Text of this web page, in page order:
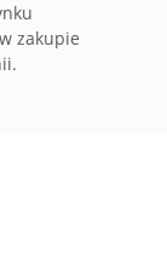
zakupie